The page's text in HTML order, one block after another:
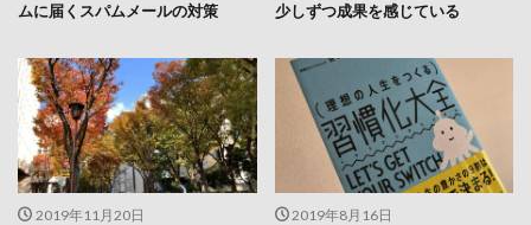
ムに届くスパムメールの対策
少しずつ成果を感じている
2019年11月20日 2019年8月16日